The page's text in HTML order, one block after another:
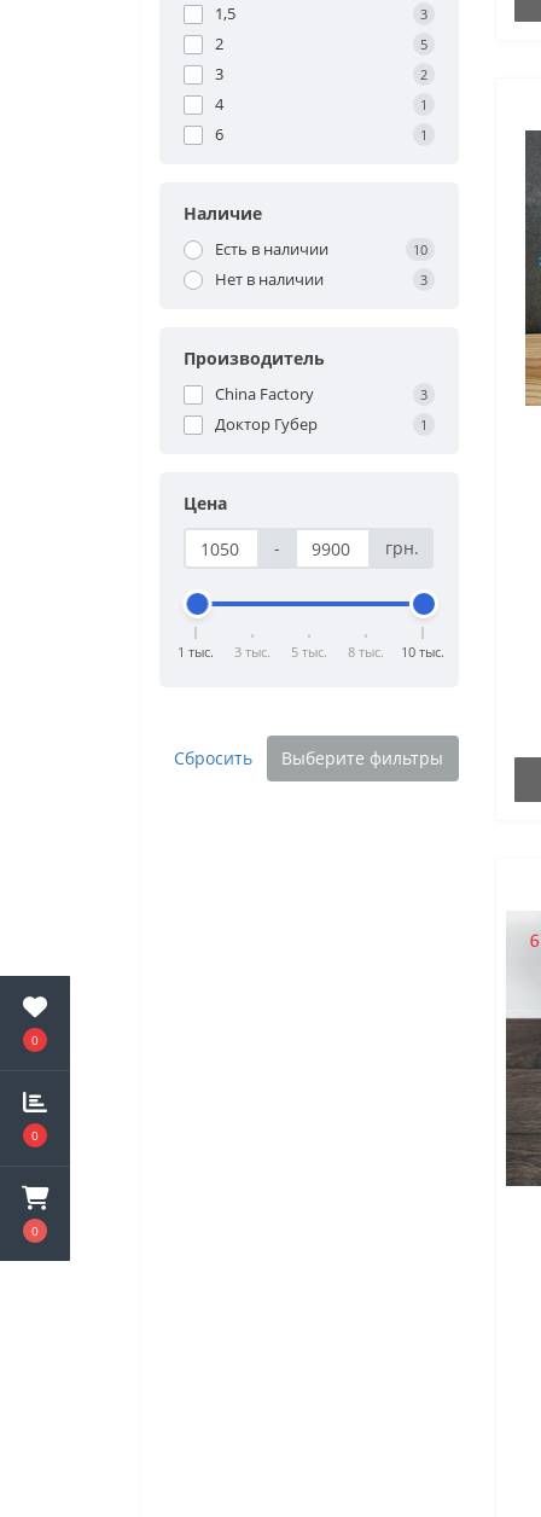
0
0
0
1,5 3
2 5
3 2
4 1
6 1
Наличие
Есть в наличии 10
Нет в наличии 3
Производитель
China Factory 3
Доктор Губер 1
Цена
-
грн.
1 тыс. 3 тыс. 5 тыс. 8 тыс. 10 тыс.
Сбросить Выберите фильтры